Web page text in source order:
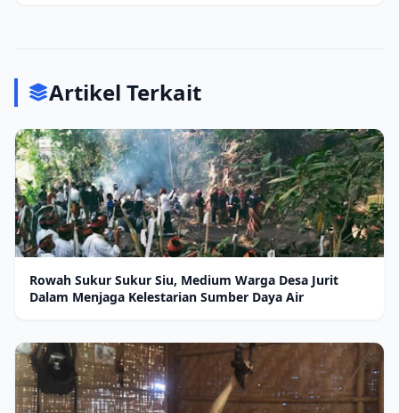
Artikel Terkait
Rowah Sukur Sukur Siu, Medium Warga Desa Jurit
Dalam Menjaga Kelestarian Sumber Daya Air